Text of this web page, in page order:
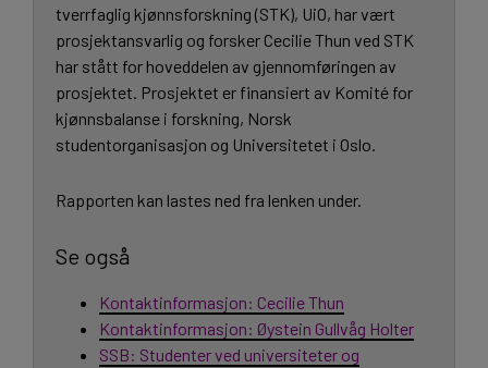
tverrfaglig kjønnsforskning (STK), UiO, har vært
prosjektansvarlig og forsker Cecilie Thun ved STK
har stått for hoveddelen av gjennomføringen av
prosjektet. Prosjektet er finansiert av Komité for
kjønnsbalanse i forskning, Norsk
studentorganisasjon og Universitetet i Oslo.
Rapporten kan lastes ned fra lenken under.
Se også
Kontaktinformasjon: Cecilie Thun
Kontaktinformasjon: Øystein Gullvåg Holter
SSB: Studenter ved universiteter og